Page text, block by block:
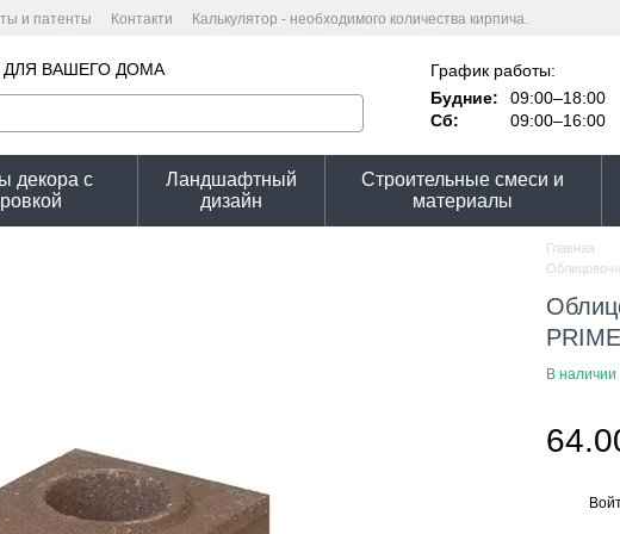
и патенты Контакти
Калькулятор - необходимого количества кирпича.
ВАШЕГО ДОМА
График работы:
Будние:
09:00–18:00
Сб:
09:00–16:00
декора с
Ландшафтный
дизайн
Строительные смеси и
материалы
Главная
В наличии